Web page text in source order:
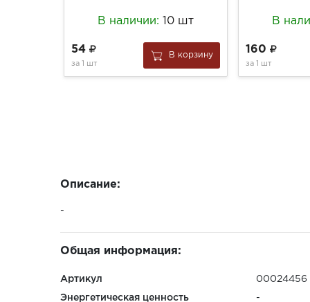
В наличии: 10 шт
54
за 1 шт
В корзину
В
160
за 1 шт
Описание:
-
Общая информация:
Артикул 00024456
Энергетическая ценность -